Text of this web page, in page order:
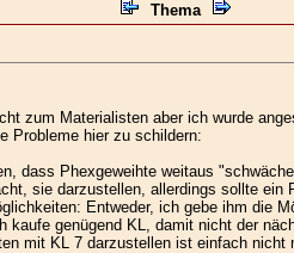
Thema
zum Materialisten aber ich wurde
Probleme hier zu schildern:
dass Phexgeweihte weitaus
sie darzustellen, allerdings sollte ein
Entweder, ich gebe ihm die
genügend KL, damit nicht der
mit KL 7 darzustellen ist einfach